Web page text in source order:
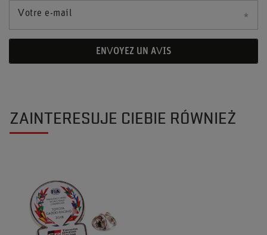
Votre e-mail
ENVOYEZ UN AVIS
ZAINTERESUJE CIEBIE RÓWNIEŻ